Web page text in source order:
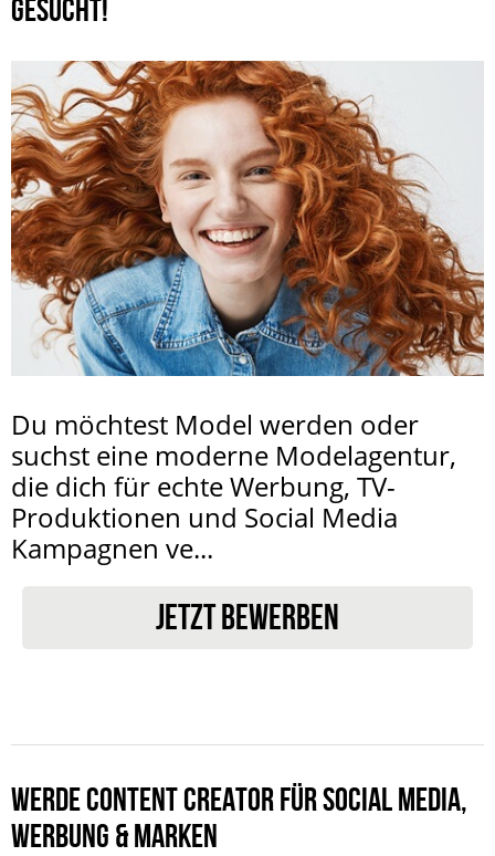
GESUCHT!
Du möchtest Model werden oder
suchst eine moderne Modelagentur,
die dich für echte Werbung, TV-
Produktionen und Social Media
Kampagnen ve...
JETZT BEWERBEN
WERDE CONTENT CREATOR FÜR SOCIAL MEDIA,
WERBUNG & MARKEN